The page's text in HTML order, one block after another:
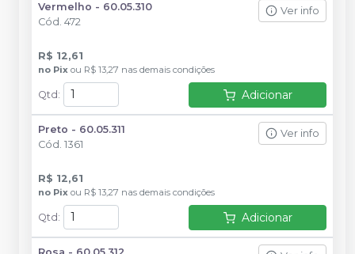
Vermelho - 60.05.310
Cód. 472
Ver info
R$ 12,61
no Pix ou R$ 13,27 nas demais condições
Qtd : Adicionar
Preto - 60.05.311
Cód. 1361
Ver info
R$ 12,61
no Pix ou R$ 13,27 nas demais condições
Qtd : Adicionar